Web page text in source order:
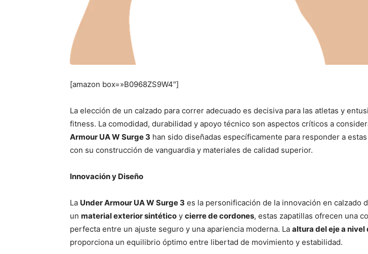
[amazon box=»B0968ZS9W4″]
La elección de un calzado para correr adecuado es decisiva para las atletas y
fitness. La comodidad, durabilidad y apoyo técnico son aspectos críticos a
Armour UA W Surge 3 han sido diseñadas específicamente para responder a
con su construcción de vanguardia y materiales de calidad superior.
Innovación y Diseño
La Under Armour UA W Surge 3 es la personificación de la innovación en calzado
un material exterior sintético y cierre de cordones, estas zapatillas ofrecen una
perfecta entre un ajuste seguro y una apariencia moderna. La altura del eje a
proporciona un equilibrio óptimo entre libertad de movimiento y estabilidad.